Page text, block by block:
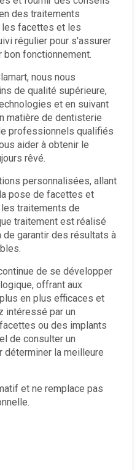
des traitements
les facettes et les
régulier pour s'assurer
fonctionnement.
nous nous
de qualité supérieure,
et en suivant
matière de dentisterie
professionnels qualifiés
aider à obtenir le
rêvé.
personnalisées, allant
pose de facettes et
traitements de
traitement est réalisé
garantir des résultats à
de se développer
offrant aux
en plus efficaces et
intéressé par un
ou des implants
de consulter un
la meilleure
et ne remplace pas